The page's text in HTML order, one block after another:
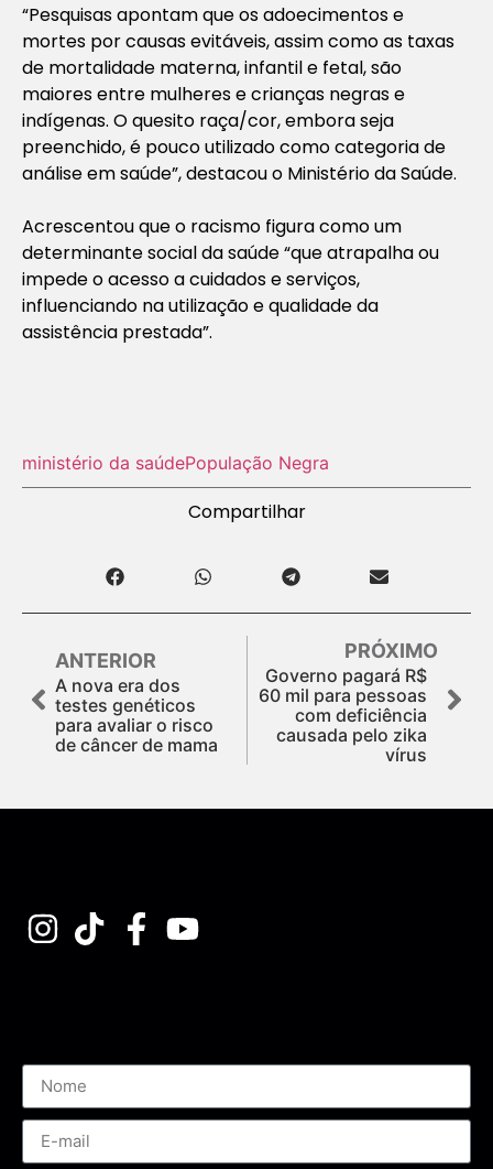
“Pesquisas apontam que os adoecimentos e
mortes por causas evitáveis, assim como as taxas
de mortalidade materna, infantil e fetal, são
maiores entre mulheres e crianças negras e
indígenas. O quesito raça/cor, embora seja
preenchido, é pouco utilizado como categoria de
análise em saúde”, destacou o Ministério da Saúde.
Acrescentou que o racismo figura como um
determinante social da saúde “que atrapalha ou
impede o acesso a cuidados e serviços,
influenciando na utilização e qualidade da
assistência prestada”.
ministério da saúdePopulação Negra
Compartilhar
ANTERIOR
A nova era dos
testes genéticos
para avaliar o risco
de câncer de mama
PRÓXIMO
Governo pagará R$
60 mil para pessoas
com deficiência
causada pelo zika
vírus